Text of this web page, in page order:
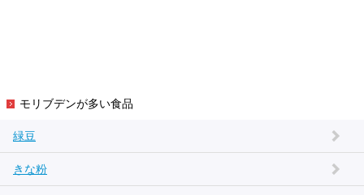
モリブデンが多い食品
緑豆
きな粉